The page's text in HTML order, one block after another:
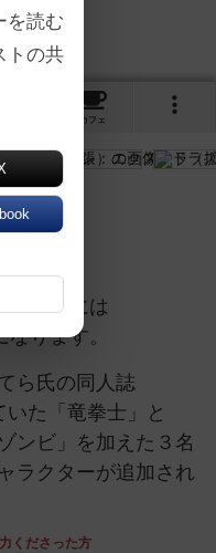
カフェ
、遊ぶには
ります。
ら氏の同人誌
いた「竜拳士」と
ンビ」を加えた３名
ラクターが追加され
くださった方
を読む
トの共